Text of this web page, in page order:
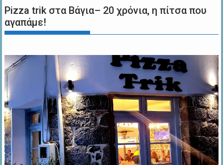
Pizza trik στα Βάγια– 20 χρόνια, η πίτσα που
αγαπάμε!